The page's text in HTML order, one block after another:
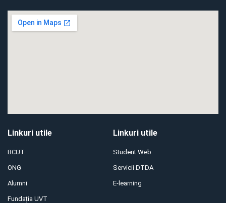
Linkuri utile
BCUT
ONG
Alumni
Fundația UVT
Linkuri utile
Student Web
Servicii DTDA
E-learning